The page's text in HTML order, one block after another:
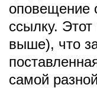
оповещение
ссылку.
выше), что
самой